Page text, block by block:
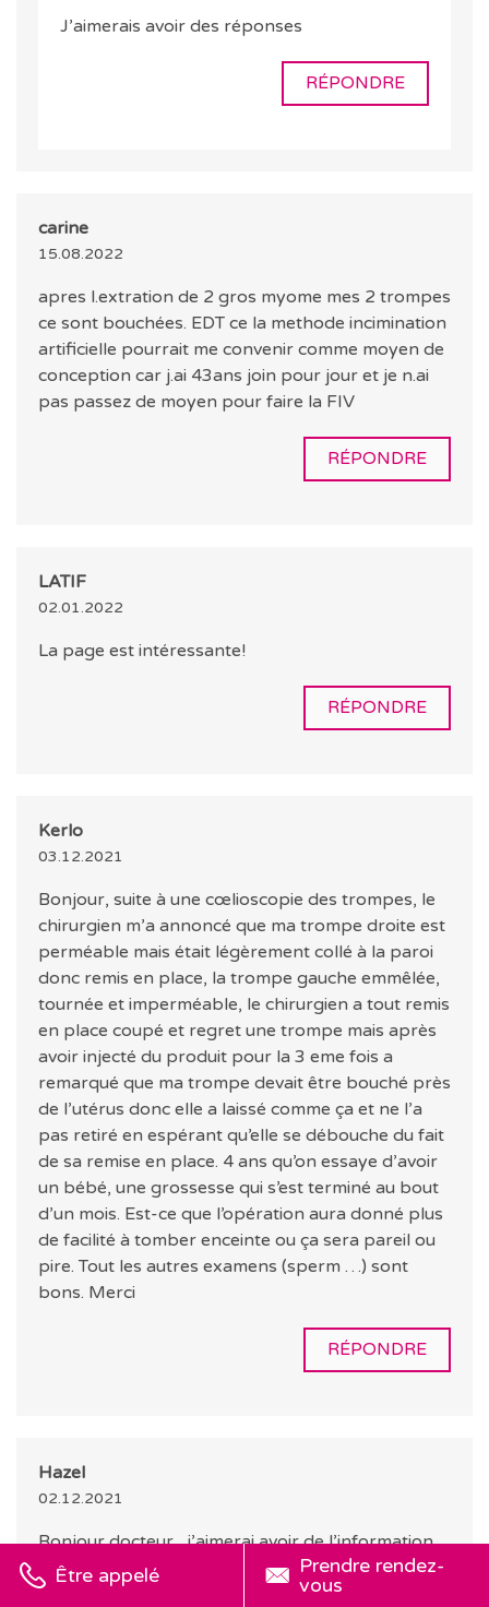
J’aimerais avoir des réponses
RÉPONDRE
carine
15.08.2022
apres l.extration de 2 gros myome mes 2 trompes
ce sont bouchées. EDT ce la methode incimination
artificielle pourrait me convenir comme moyen de
conception car j.ai 43ans join pour jour et je n.ai
pas passez de moyen pour faire la FIV
RÉPONDRE
LATIF
02.01.2022
La page est intéressante!
RÉPONDRE
Kerlo
03.12.2021
Bonjour, suite à une cœlioscopie des trompes, le
chirurgien m’a annoncé que ma trompe droite est
perméable mais était légèrement collé à la paroi
donc remis en place, la trompe gauche emmêlée,
tournée et imperméable, le chirurgien a tout remis
en place coupé et regret une trompe mais après
avoir injecté du produit pour la 3 eme fois a
remarqué que ma trompe devait être bouché près
de l’utérus donc elle a laissé comme ça et ne l’a
pas retiré en espérant qu’elle se débouche du fait
de sa remise en place. 4 ans qu’on essaye d’avoir
un bébé, une grossesse qui s’est terminé au bout
d’un mois. Est-ce que l’opération aura donné plus
de facilité à tomber enceinte ou ça sera pareil ou
pire. Tout les autres examens (sperm …) sont
bons. Merci
RÉPONDRE
Hazel
02.12.2021
Bonjour docteur , j’aimerai avoir de l’information
sur mon cas s’il vous plais; au fond après un
hysterosalpinogographie ont à constater que
Être appelé
Prendre rendez-
vous